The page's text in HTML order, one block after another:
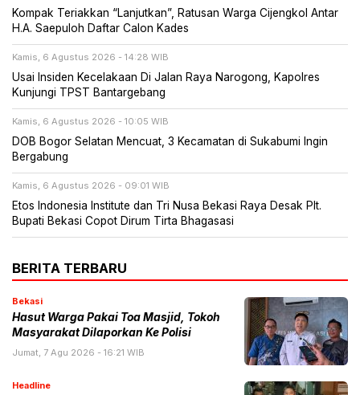
Kompak Teriakkan “Lanjutkan”, Ratusan Warga Cijengkol Antar
H.A. Saepuloh Daftar Calon Kades
Kamis, 6 Agustus 2026 - 14:28 WIB
Usai Insiden Kecelakaan Di Jalan Raya Narogong, Kapolres
Kunjungi TPST Bantargebang
Kamis, 6 Agustus 2026 - 10:05 WIB
DOB Bogor Selatan Mencuat, 3 Kecamatan di Sukabumi Ingin
Bergabung
Kamis, 6 Agustus 2026 - 09:01 WIB
Etos Indonesia Institute dan Tri Nusa Bekasi Raya Desak Plt.
Bupati Bekasi Copot Dirum Tirta Bhagasasi
BERITA TERBARU
Bekasi
Hasut Warga Pakai Toa Masjid, Tokoh
Masyarakat Dilaporkan Ke Polisi
Jumat, 7 Agu 2026 - 16:21 WIB
Headline